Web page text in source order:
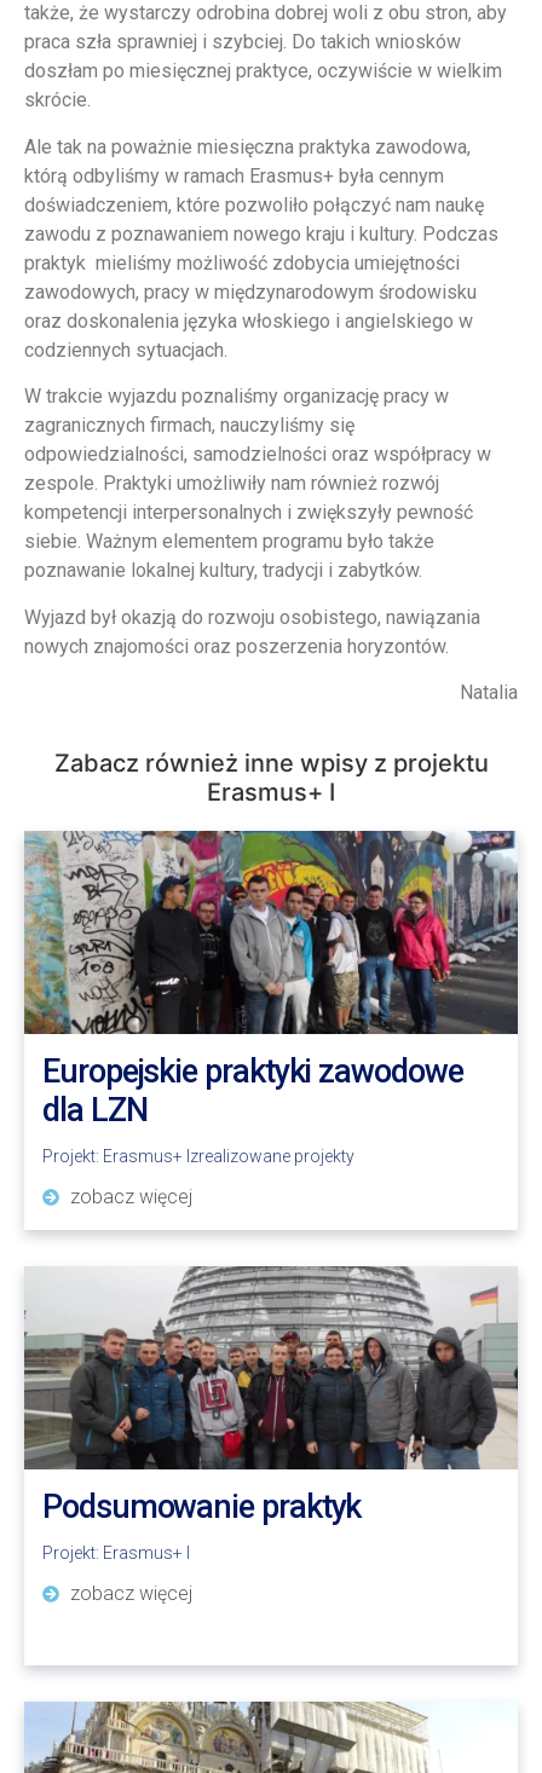
także, że wystarczy odrobina dobrej woli z obu stron, aby
praca szła sprawniej i szybciej. Do takich wniosków
doszłam po miesięcznej praktyce, oczywiście w wielkim
skrócie.
Ale tak na poważnie miesięczna praktyka zawodowa,
którą odbyliśmy w ramach Erasmus+ była cennym
doświadczeniem, które pozwoliło połączyć nam naukę
zawodu z poznawaniem nowego kraju i kultury. Podczas
praktyk mieliśmy możliwość zdobycia umiejętności
zawodowych, pracy w międzynarodowym środowisku
oraz doskonalenia języka włoskiego i angielskiego w
codziennych sytuacjach.
W trakcie wyjazdu poznaliśmy organizację pracy w
zagranicznych firmach, nauczyliśmy się
odpowiedzialności, samodzielności oraz współpracy w
zespole. Praktyki umożliwiły nam również rozwój
kompetencji interpersonalnych i zwiększyły pewność
siebie. Ważnym elementem programu było także
poznawanie lokalnej kultury, tradycji i zabytków.
Wyjazd był okazją do rozwoju osobistego, nawiązania
nowych znajomości oraz poszerzenia horyzontów.
Natalia
Zabacz również inne wpisy z projektu
Erasmus+ I
Europejskie praktyki zawodowe
dla LZN
Projekt: Erasmus+ I zrealizowane projekty
zobacz więcej
Podsumowanie praktyk
Projekt: Erasmus+ I
zobacz więcej